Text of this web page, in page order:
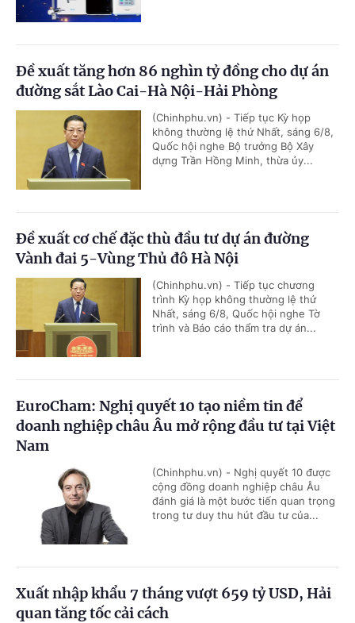
Đề xuất tăng hơn 86 nghìn tỷ đồng cho dự án
đường sắt Lào Cai-Hà Nội-Hải Phòng
(Chinhphu.vn) - Tiếp tục Kỳ họp
không thường lệ thứ Nhất, sáng 6/8,
Quốc hội nghe Bộ trưởng Bộ Xây
dựng Trần Hồng Minh, thừa ủy...
Đề xuất cơ chế đặc thù đầu tư dự án đường
Vành đai 5-Vùng Thủ đô Hà Nội
(Chinhphu.vn) - Tiếp tục chương
trình Kỳ họp không thường lệ thứ
Nhất, sáng 6/8, Quốc hội nghe Tờ
trình và Báo cáo thẩm tra dự án...
EuroCham: Nghị quyết 10 tạo niềm tin để
doanh nghiệp châu Âu mở rộng đầu tư tại Việt
Nam
(Chinhphu.vn) - Nghị quyết 10 được
cộng đồng doanh nghiệp châu Âu
đánh giá là một bước tiến quan trọng
trong tư duy thu hút đầu tư của...
Xuất nhập khẩu 7 tháng vượt 659 tỷ USD, Hải
quan tăng tốc cải cách